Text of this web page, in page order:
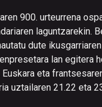
900. urteurrena
laguntzarekin.
dute
lan egitera
eta
uztailaren 21.22 eta